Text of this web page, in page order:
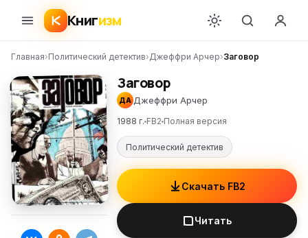
Книгизм
Главная›Политический детектив›Джеффри Арчер›Заговор
Заговор
ДА Джеффри Арчер
1988 г. FB2 Полная версия
Политический детектив
Скачать FB2
Читать